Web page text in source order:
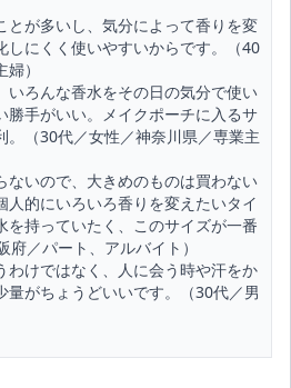
とが多いし、気分によって香りを変
しにくく使いやすいからです。（40
）
いろんな香水をその日の気分で使い
勝手がいい。メイクポーチに入るサ
。（30代／女性／神奈川県／専業主
ないので、大きめのものは買わない
人的にいろいろ香りを変えたいタイ
を持っていたく、このサイズが一番
／パート、アルバイト）
わけではなく、人に会う時や汗をか
量がちょうどいいです。（30代／男